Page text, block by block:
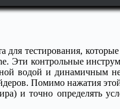
для тестирования,
Эти контрольные
водой и динамичным
Помимо нажатия
и точно определять